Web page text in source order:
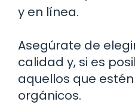
y en línea.
Asegúrate de
calidad y, si es
aquellos que
orgánicos.